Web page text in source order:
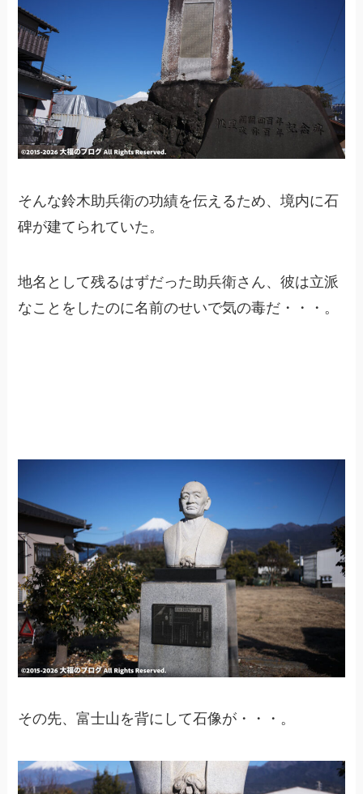
そんな鈴木助兵衛の功績を伝えるため、境内に石
碑が建てられていた。
地名として残るはずだった助兵衛さん、彼は立派
なことをしたのに名前のせいで気の毒だ・・・。
その先、富士山を背にして石像が・・・。